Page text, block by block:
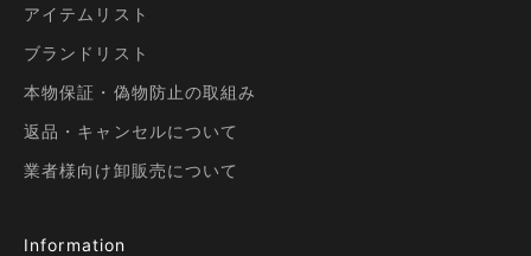
アイテムリスト
ブランドリスト
本物保証・偽物防止の取組み
返品・キャンセルについて
業者様向け卸販売について
Information